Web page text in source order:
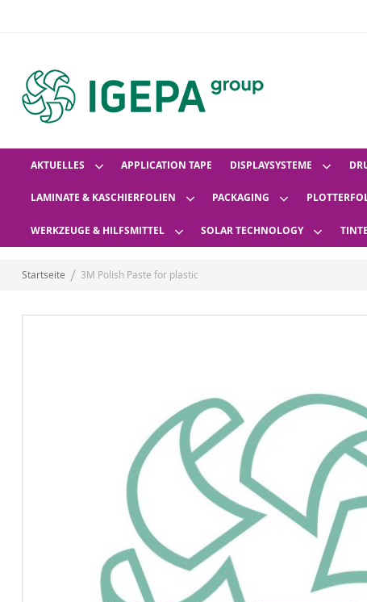
AKTUELLES APPLICATION TAPE DISPLAYSYSTEME
LAMINATE & KASCHIERFOLIEN PACKAGING
WERKZEUGE & HILFSMITTEL SOLAR TECHNOLOGY
Startseite 3M Polish Paste for plastic